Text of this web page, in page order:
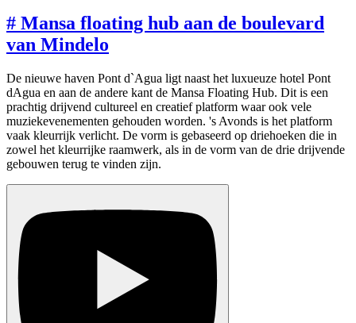
# Mansa floating hub aan de boulevard
van Mindelo
De nieuwe haven Pont d`Agua ligt naast het luxueuze hotel Pont
dAgua en aan de andere kant de Mansa Floating Hub. Dit is een
prachtig drijvend cultureel en creatief platform waar ook vele
muziekevenementen gehouden worden. 's Avonds is het platform
vaak kleurrijk verlicht. De vorm is gebaseerd op driehoeken die in
zowel het kleurrijke raamwerk, als in de vorm van de drie drijvende
gebouwen terug te vinden zijn.